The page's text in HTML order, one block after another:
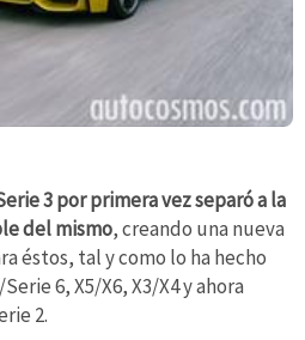
3 por primera vez separó a la
del mismo, creando una nueva
éstos, tal y como lo ha hecho
6, X5/X6, X3/X4 y ahora
2.